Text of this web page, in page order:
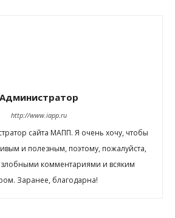
Администратор
http://www.iapp.ru
сайта МАПП. Я очень хочу, чтобы
и полезным, поэтому, пожалуйста,
злобными комментариями и всяким
Заранее, благодарна!